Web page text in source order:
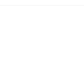
部署和管
使用百度